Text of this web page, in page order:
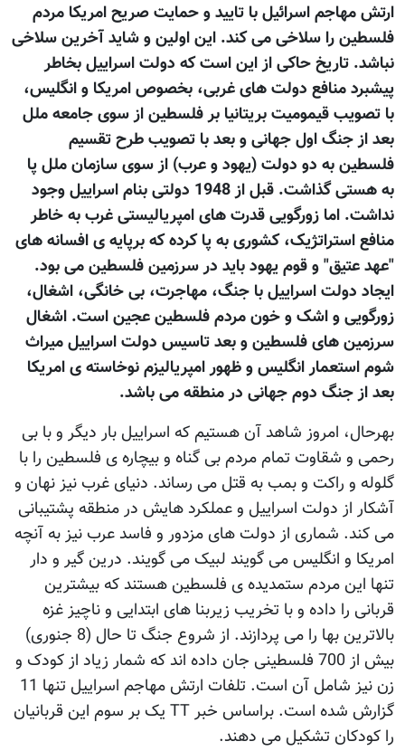
ارتش مهاجم اسرائیل با تایید و حمایت صریح امریکا مردم
فلسطین را سلاخی می کند. این اولین و شاید آخرین سلاخی
نباشد. تاریخ حاکی از این است که دولت اسراییل بخاطر
پیشبرد منافع دولت های غربی، بخصوص امریکا و انگلیس،
با تصویب قیمومیت بریتانیا بر فلسطین از سوی جامعه ملل
بعد از جنگ اول جهانی و بعد با تصویب طرح تقسیم
فلسطین به دو دولت (یهود و عرب) از سوی سازمان ملل پا
به هستی گذاشت. قبل از 1948 دولتی بنام اسراییل وجود
نداشت. اما زورگویی قدرت های امپریالیستی غرب به خاطر
منافع استراتژیک، کشوری به پا کرده که برپایه ی افسانه های
"عهد عتیق" و قوم یهود باید در سرزمین فلسطین می بود.
ایجاد دولت اسراییل با جنگ، مهاجرت، بی خانگی، اشغال،
زورگویی و اشک و خون مردم فلسطین عجین است. اشغال
سرزمین های فلسطین و بعد تاسیس دولت اسراییل میراث
شوم استعمار انگلیس و ظهور امپریالیزم نوخاسته ی امریکا
بعد از جنگ دوم جهانی در منطقه می باشد.
بهرحال، امروز شاهد آن هستیم که اسراییل بار دیگر و با بی
رحمی و شقاوت تمام مردم بی گناه و بیچاره ی فلسطین را با
گلوله و راکت و بمب به قتل می رساند. دنیای غرب نیز نهان و
آشکار از دولت اسراییل و عملکرد هایش در منطقه پشتیبانی
می کند. شماری از دولت های مزدور و فاسد عرب نیز به آنچه
امریکا و انگلیس می گویند لبیک می گویند. درین گیر و دار
تنها این مردم ستمدیده ی فلسطین هستند که بیشترین
قربانی را داده و با تخریب زیربنا های ابتدایی و ناچیز غزه
بالاترین بها را می پردازند. از شروع جنگ تا حال (8 جنوری)
بیش از 700 فلسطینی جان داده اند که شمار زیاد از کودک و
زن نیز شامل آن است. تلفات ارتش مهاجم اسراییل تنها 11
گزارش شده است. براساس خبر TT یک بر سوم این قربانیان
را کودکان تشکیل می دهند.